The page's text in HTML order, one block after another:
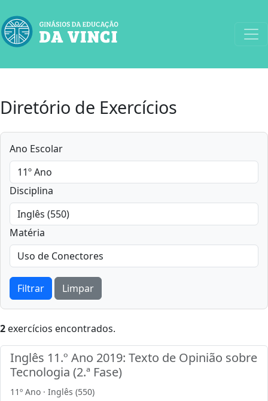
Diretório de Exercícios
Ano Escolar
Disciplina
Matéria
Filtrar Limpar
2 exercícios encontrados.
Inglês 11.º Ano 2019: Texto de Opinião sobre
Tecnologia (2.ª Fase)
11º Ano · Inglês (550)